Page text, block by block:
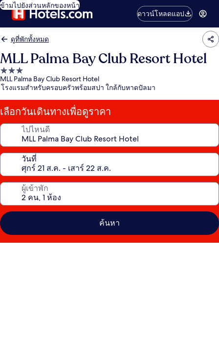
ข้ามไปยังส่วนหลักของหน้า
ดาวน์โหลดแอป
ดูที่พักทั้งหมด
MLL Palma Bay Club Resort Hotel
ที่พัก
3.0
MLL Palma Bay Club Resort Hotel
โรงแรมสำหรับครอบครัวพร้อมสปา ใกล้กับหาดปัลมา
เลือกวันเดินทางเพื่อดูราคา
ไปไหนดี
วันที่
ผู้เข้าพัก
ค้นหา